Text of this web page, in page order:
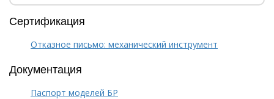
Сертификация
Отказное письмо: механический инструмент
Документация
Паспорт моделей БР